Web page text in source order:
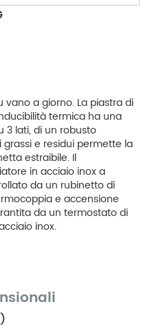
vano a giorno. La piastra di
termica ha una
3 lati, di un robusto
grassi e residui permette la
estraibile. Il
in acciaio inox a
da un rubinetto di
e accensione
da un termostato di
inox.